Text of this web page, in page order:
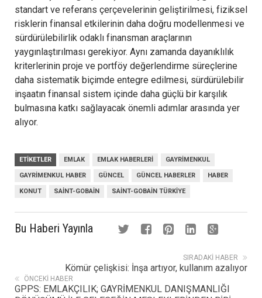
standart ve referans çerçevelerinin geliştirilmesi, fiziksel
risklerin finansal etkilerinin daha doğru modellenmesi ve
sürdürülebilirlik odaklı finansman araçlarının
yaygınlaştırılması gerekiyor. Aynı zamanda dayanıklılık
kriterlerinin proje ve portföy değerlendirme süreçlerine
daha sistematik biçimde entegre edilmesi, sürdürülebilir
inşaatın finansal sistem içinde daha güçlü bir karşılık
bulmasına katkı sağlayacak önemli adımlar arasında yer
alıyor.
ETIKETLER EMLAK EMLAK HABERLERI GAYRIMENKUL
GAYRIMENKUL HABER GÜNCEL GÜNCEL HABERLER HABER
KONUT SAINT-GOBAIN SAINT-GOBAIN TÜRKIYE
Bu Haberi Yayınla
SIRADAKI HABER
Kömür çelişkisi: İnşa artıyor, kullanım azalıyor
ÖNCEKI HABER
GPPS: EMLAKÇILIK; GAYRİMENKUL DANIŞMANLIĞI